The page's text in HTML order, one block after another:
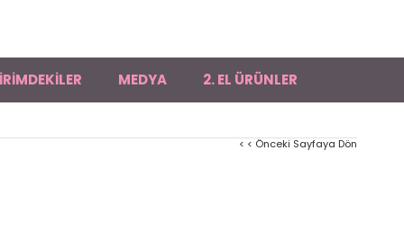
MEDYA 2. EL ÜRÜNLER
< < Önceki Sayfaya Dön